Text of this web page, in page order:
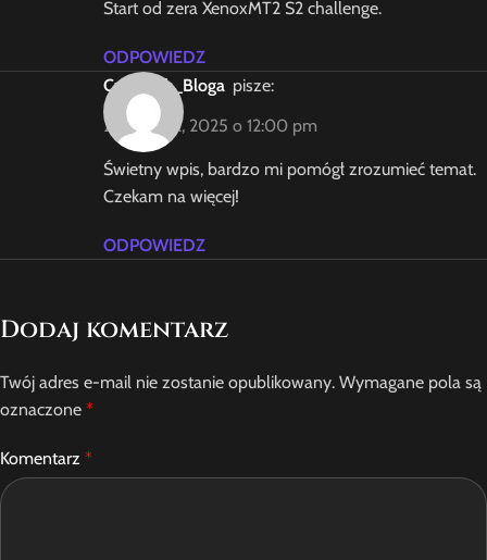
Start od zera XenoxMT2 S2 challenge.
ODPOWIEDZ
Czytelnik_Bloga pisze:
22 sierpnia, 2025 o 12:00 pm
Świetny wpis, bardzo mi pomógł zrozumieć temat.
Czekam na więcej!
ODPOWIEDZ
Dodaj komentarz
Twój adres e-mail nie zostanie opublikowany. Wymagane pola są
oznaczone *
Komentarz *